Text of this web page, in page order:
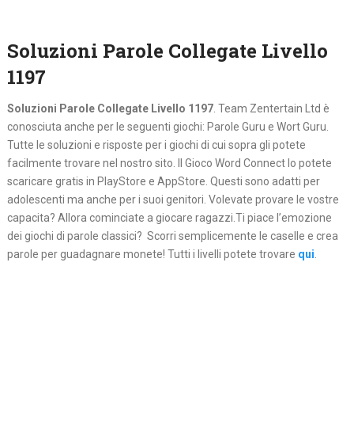
Soluzioni Parole Collegate Livello
1197
Soluzioni Parole Collegate Livello 1197. Team Zentertain Ltd è
conosciuta anche per le seguenti giochi: Parole Guru e Wort Guru.
Tutte le soluzioni e risposte per i giochi di cui sopra gli potete
facilmente trovare nel nostro sito. Il Gioco Word Connect lo potete
scaricare gratis in PlayStore e AppStore. Questi sono adatti per
adolescenti ma anche per i suoi genitori. Volevate provare le vostre
capacita? Allora cominciate a giocare ragazzi.Ti piace l’emozione
dei giochi di parole classici? Scorri semplicemente le caselle e crea
parole per guadagnare monete! Tutti i livelli potete trovare qui.